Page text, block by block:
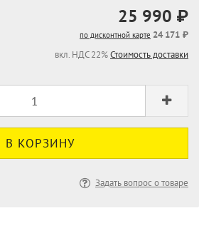
25 990 ₽
по дисконтной карте 24 171 ₽
вкл. НДС 22%Стоимость доставки
Задать вопрос о товаре